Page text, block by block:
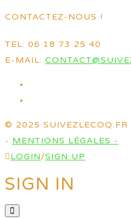
CONTACTEZ-NOUS !
TEL: 06 18 73 25 40
E-MAIL:
© 2025 SUIVEZLECOQ.FR
- MENTIONS LÉGALES -
LOGIN/SIGN UP
SIGN IN